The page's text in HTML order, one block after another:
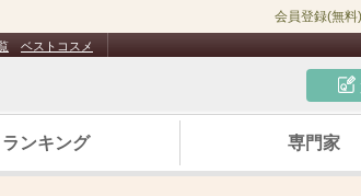
会員登録(無料)
ベストコスメ
ランキング 専門家